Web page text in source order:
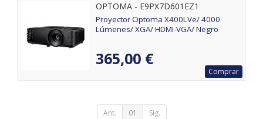
OPTOMA - E9PX7D601EZ1
Proyector Optoma X400LVe/ 4000
Lúmenes/ XGA/ HDMI-VGA/ Negro
365,00 €
Comprar
Ant. 01 Sig.